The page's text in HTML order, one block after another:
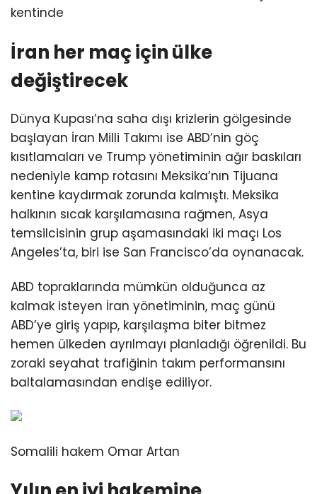
kentinde
İran her maç için ülke
değiştirecek
Dünya Kupası’na saha dışı krizlerin gölgesinde
başlayan İran Milli Takımı ise ABD’nin göç
kısıtlamaları ve Trump yönetiminin ağır baskıları
nedeniyle kamp rotasını Meksika’nın Tijuana
kentine kaydırmak zorunda kalmıştı. Meksika
halkının sıcak karşılamasına rağmen, Asya
temsilcisinin grup aşamasındaki iki maçı Los
Angeles’ta, biri ise San Francisco’da oynanacak.
ABD topraklarında mümkün olduğunca az
kalmak isteyen İran yönetiminin, maç günü
ABD’ye giriş yapıp, karşılaşma biter bitmez
hemen ülkeden ayrılmayı planladığı öğrenildi. Bu
zoraki seyahat trafiğinin takım performansını
baltalamasından endişe ediliyor.
Somalili hakem Omar Artan